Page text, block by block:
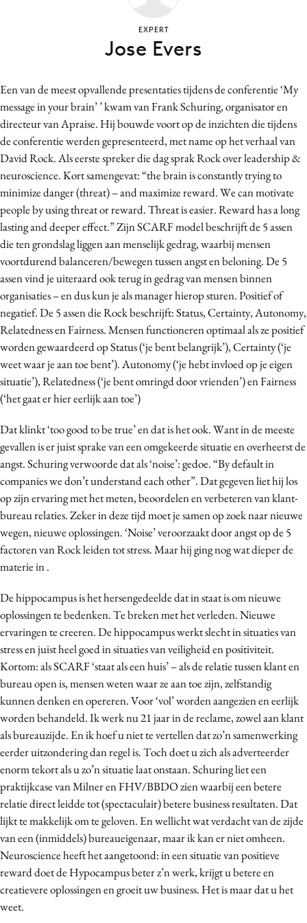
Craft
Customer Experience
Data & Insights
Design
Digital transformation
Diversiteit
Effectiviteit
Gedragsverandering
Influencer marketing
Interne communicatie
Martech
Media
Merkstrategie
PR
Programmatic
Purpose Marketing
Reputatie & crisis
Een van de meest opvallende presentaties tijdens de conferentie ‘My
message in your brain’ ’ kwam van Frank Schuring, organisator en
directeur van Apraise. Hij bouwde voort op de inzichten die tijdens
de conferentie werden gepresenteerd, met name op het verhaal van
David Rock. Als eerste spreker die dag sprak Rock over leadership &
neuroscience. Kort samengevat: “the brain is constantly trying to
minimize danger (threat) – and maximize reward. We can motivate
people by using threat or reward. Threat is easier. Reward has a long
lasting and deeper effect.” Zijn SCARF model beschrijft de 5 assen
die ten grondslag liggen aan menselijk gedrag, waarbij mensen
voortdurend balanceren/bewegen tussen angst en beloning. De 5
assen vind je uiteraard ook terug in gedrag van mensen binnen
organisaties – en dus kun je als manager hierop sturen. Positief of
negatief. De 5 assen die Rock beschrijft: Status, Certainty, Autonomy,
Relatedness en Fairness. Mensen functioneren optimaal als ze positief
worden gewaardeerd op Status (‘je bent belangrijk’), Certainty (‘je
weet waar je aan toe bent’). Autonomy (‘je hebt invloed op je eigen
situatie’), Relatedness (‘je bent omringd door vrienden’) en Fairness
(‘het gaat er hier eerlijk aan toe’)
Dat klinkt ‘too good to be true’ en dat is het ook. Want in de meeste
gevallen is er juist sprake van een omgekeerde situatie en overheerst de
angst. Schuring verwoorde dat als ‘noise’: gedoe. “By default in
companies we don’t understand each other”. Dat gegeven liet hij los
op zijn ervaring met het meten, beoordelen en verbeteren van klant-
bureau relaties. Zeker in deze tijd moet je samen op zoek naar nieuwe
wegen, nieuwe oplossingen. ‘Noise’ veroorzaakt door angst op de 5
factoren van Rock leiden tot stress. Maar hij ging nog wat dieper de
materie in .
De hippocampus is het hersengedeelde dat in staat is om nieuwe
oplossingen te bedenken. Te breken met het verleden. Nieuwe
ervaringen te creeren. De hippocampus werkt slecht in situaties van
stress en juist heel goed in situaties van veiligheid en positiviteit.
Kortom: als SCARF ‘staat als een huis’ – als de relatie tussen klant en
bureau open is, mensen weten waar ze aan toe zijn, zelfstandig
kunnen denken en opereren. Voor ‘vol’ worden aangezien en eerlijk
worden behandeld. Ik werk nu 21 jaar in de reclame, zowel aan klant
als bureauzijde. En ik hoef u niet te vertellen dat zo’n samenwerking
eerder uitzondering dan regel is. Toch doet u zich als adverteerder
enorm tekort als u zo’n situatie laat onstaan. Schuring liet een
praktijkcase van Milner en FHV/BBDO zien waarbij een betere
relatie direct leidde tot (spectaculair) betere business resultaten. Dat
lijkt te makkelijk om te geloven. En wellicht wat verdacht van de zijde
van een (inmiddels) bureaueigenaar, maar ik kan er niet omheen.
Neuroscience heeft het aangetoond: in een situatie van positieve
reward doet de Hypocampus beter z’n werk, krijgt u betere en
creatievere oplossingen en groeit uw business. Het is maar dat u het
weet.
EXPERT
Jose Evers